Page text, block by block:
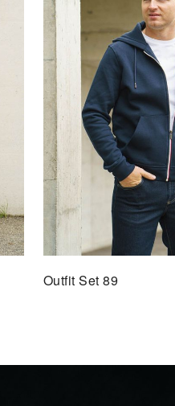
Outfit
MERKZETTEL
Outfit Set 89